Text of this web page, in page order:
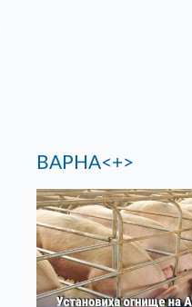
ВАРНА<+>